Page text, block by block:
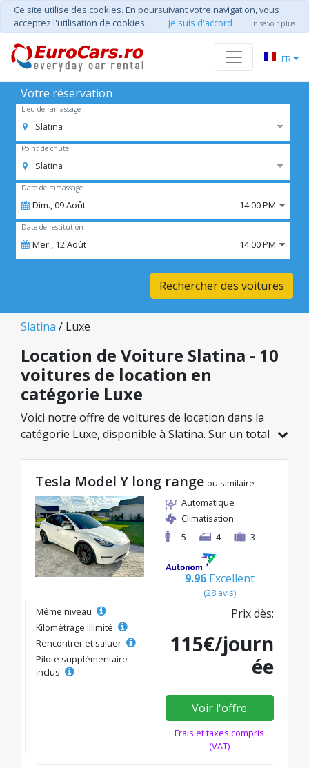
Ce site utilise des cookies. En poursuivant votre navigation, vous
acceptez l'utilisation de cookies.
je suis d'accord En savoir plus
FR
Votre réservation
Lieu de ramassage
Slatina
Point de chute
Slatina
Date de ramassage
Dim.,09Août 14:00 PM
Date de restitution
Mer., 12Août 14:00 PM
Rechercher des voitures
Slatina / Luxe
Location de Voiture Slatina - 10
voitures de location en
catégorie Luxe
Voici notre offre de voitures de location dans la
catégorie Luxe, disponible à Slatina. Sur un total
sélectionnée, avec des tarifs avantageux
débutant à seulement 68€/jour.
Tesla Model Y long range ou similaire
Automatique
Climatisation
5
4 3
9.96 Excellent
(28 avis)
Même niveau
Kilométrage illimité
Rencontrer et saluer
Pilote supplémentaire
inclus
Prix dès:
115€/journ
ée
Voir l'offre
Frais et taxes compris
(VAT)